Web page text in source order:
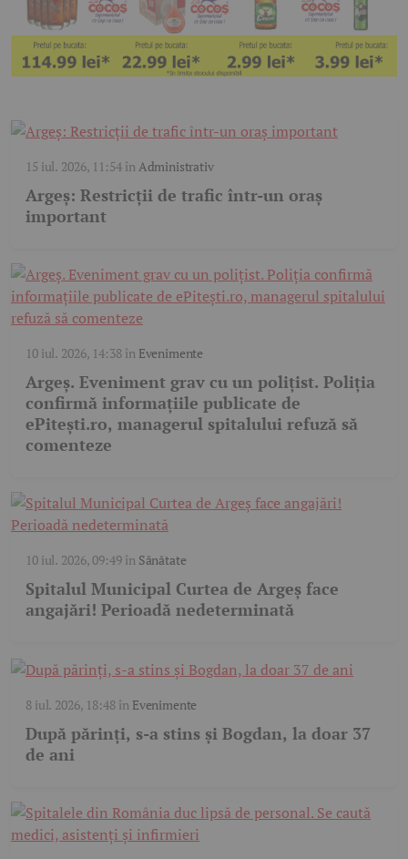
15 iul. 2026, 11:54înAdministrativ
Argeș: Restricții de trafic într-un oraș
important
10 iul. 2026, 14:38în Evenimente
Argeș. Eveniment grav cu un polițist. Poliția
confirmă informațiile publicate de
ePitești.ro, managerul spitalului refuză să
comenteze
10 iul. 2026, 09:49în Sănătate
Spitalul Municipal Curtea de Argeș face
angajări! Perioadă nedeterminată
8 iul. 2026, 18:48în Evenimente
După părinți, s-a stins și Bogdan, la doar 37
de ani